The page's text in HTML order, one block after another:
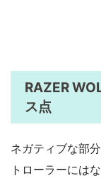
RAZER
ス点
ネガティブな部
トローラーには